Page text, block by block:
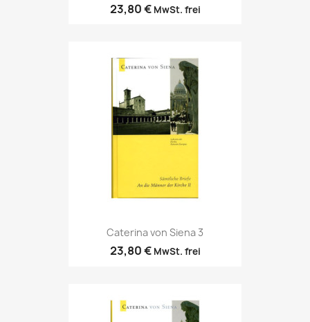
23,80 € MwSt. frei
Caterina von Siena 3
23,80 € MwSt. frei